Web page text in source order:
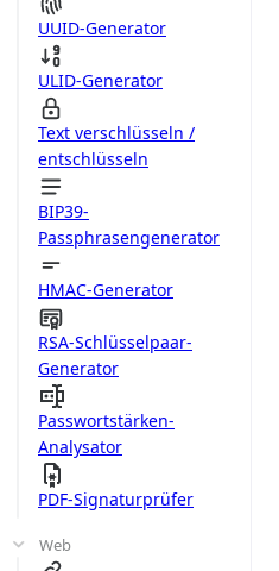
UUID-Generator
ULID-Generator
Text verschlüsseln /
entschlüsseln
BIP39-
Passphrasengenerator
HMAC-Generator
RSA-Schlüsselpaar-
Generator
Passwortstärken-
Analysator
PDF-Signaturprüfer
Web